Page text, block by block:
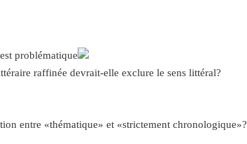
problématique
raffinée devrait-elle exclure le sens littéral?
«thématique» et «strictement chronologique»?